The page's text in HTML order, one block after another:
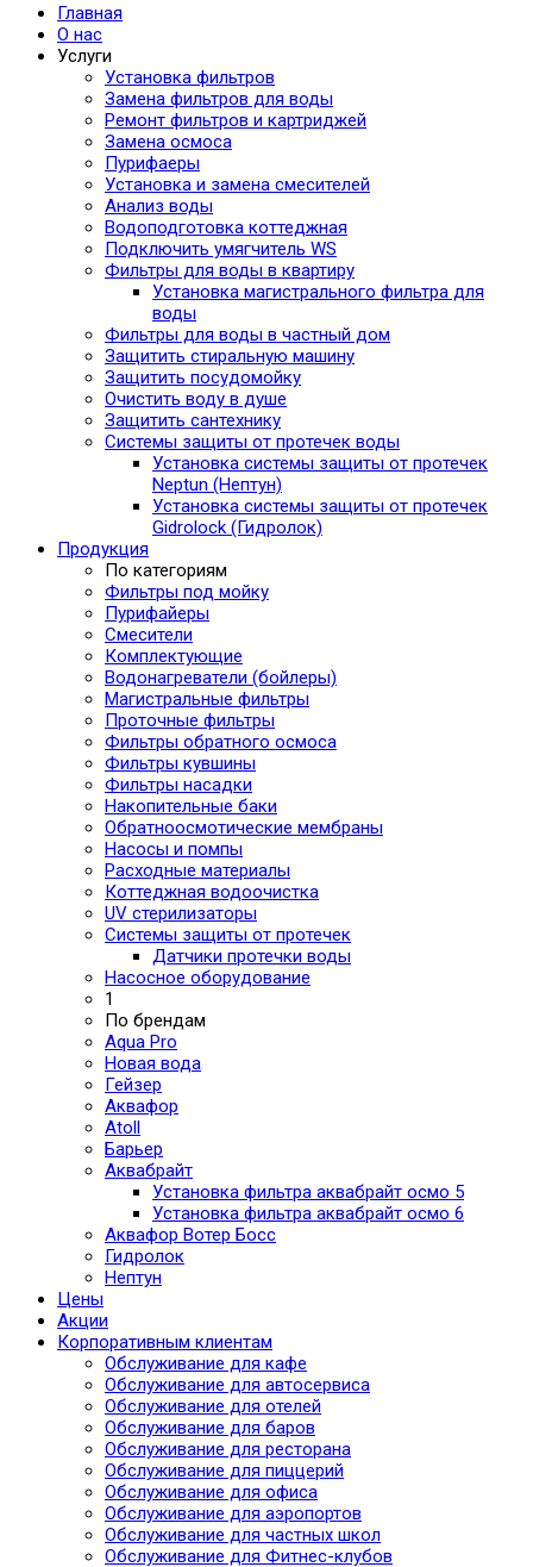
Главная
О нас
Услуги
Установка фильтров
Замена фильтров для воды
Ремонт фильтров и картриджей
Замена осмоса
Пурифаеры
Установка и замена смесителей
Анализ воды
Водоподготовка коттеджная
Подключить умягчитель WS
Фильтры для воды в квартиру
Установка магистрального фильтра для
воды
Фильтры для воды в частный дом
Защитить стиральную машину
Защитить посудомойку
Очистить воду в душе
Защитить сантехнику
Системы защиты от протечек воды
Установка системы защиты от протечек
Neptun (Нептун)
Установка системы защиты от протечек
Gidrolock (Гидролок)
Продукция
По категориям
Фильтры под мойку
Пурифайеры
Смесители
Комплектующие
Водонагреватели (бойлеры)
Магистральные фильтры
Проточные фильтры
Фильтры обратного осмоса
Фильтры кувшины
Фильтры насадки
Накопительные баки
Обратноосмотические мембраны
Насосы и помпы
Расходные материалы
Коттеджная водоочистка
UV стерилизаторы
Системы защиты от протечек
Датчики протечки воды
Насосное оборудование
1
По брендам
Aqua Pro
Новая вода
Гейзер
Аквафор
Atoll
Барьер
Аквабрайт
Установка фильтра аквабрайт осмо 5
Установка фильтра аквабрайт осмо 6
Аквафор Вотер Босс
Гидролок
Нептун
Цены
Акции
Корпоративным клиентам
Обслуживание для кафе
Обслуживание для автосервиса
Обслуживание для отелей
Обслуживание для баров
Обслуживание для ресторана
Обслуживание для пиццерий
Обслуживание для офиса
Обслуживание для аэропортов
Обслуживание для частных школ
Обслуживание для Фитнес-клубов